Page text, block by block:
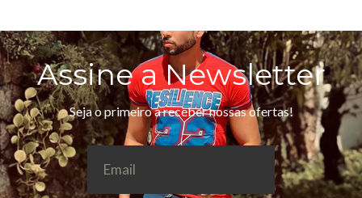
Assine a Newsletter
Seja o primeiro a receber nossas ofertas!